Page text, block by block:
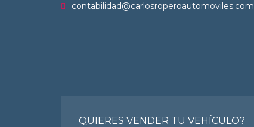
contabilidad@carlosroperoautomoviles.com
QUIERES VENDER TU VEHÍCULO?